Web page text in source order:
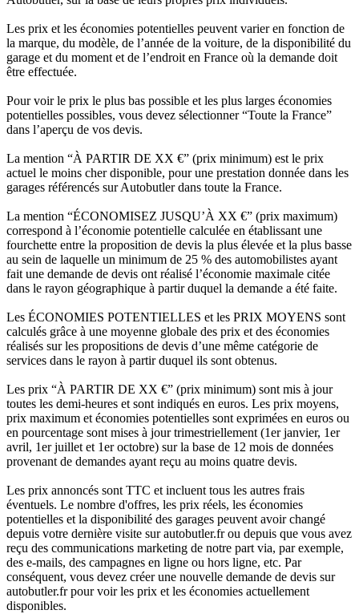
Les prix et les économies potentielles peuvent varier en fonction de
la marque, du modèle, de l’année de la voiture, de la disponibilité du
garage et du moment et de l’endroit en France où la demande doit
être effectuée.
Pour voir le prix le plus bas possible et les plus larges économies
potentielles possibles, vous devez sélectionner “Toute la France”
dans l’aperçu de vos devis.
La mention “À PARTIR DE XX €” (prix minimum) est le prix
actuel le moins cher disponible, pour une prestation donnée dans les
garages référencés sur Autobutler dans toute la France.
La mention “ÉCONOMISEZ JUSQU’À XX €” (prix maximum)
correspond à l’économie potentielle calculée en établissant une
fourchette entre la proposition de devis la plus élevée et la plus basse
au sein de laquelle un minimum de 25 % des automobilistes ayant
fait une demande de devis ont réalisé l’économie maximale citée
dans le rayon géographique à partir duquel la demande a été faite.
Les ÉCONOMIES POTENTIELLES et les PRIX MOYENS sont
calculés grâce à une moyenne globale des prix et des économies
réalisés sur les propositions de devis d’une même catégorie de
services dans le rayon à partir duquel ils sont obtenus.
Les prix “À PARTIR DE XX €” (prix minimum) sont mis à jour
toutes les demi-heures et sont indiqués en euros. Les prix moyens,
prix maximum et économies potentielles sont exprimées en euros ou
en pourcentage sont mises à jour trimestriellement (1er janvier, 1er
avril, 1er juillet et 1er octobre) sur la base de 12 mois de données
provenant de demandes ayant reçu au moins quatre devis.
Les prix annoncés sont TTC et incluent tous les autres frais
éventuels. Le nombre d'offres, les prix réels, les économies
potentielles et la disponibilité des garages peuvent avoir changé
depuis votre dernière visite sur autobutler.fr ou depuis que vous avez
reçu des communications marketing de notre part via, par exemple,
des e-mails, des campagnes en ligne ou hors ligne, etc. Par
conséquent, vous devez créer une nouvelle demande de devis sur
autobutler.fr pour voir les prix et les économies actuellement
disponibles.